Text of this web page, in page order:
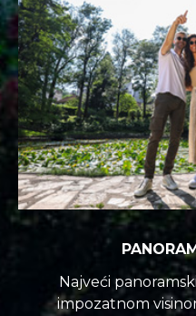
Najveći
impozatnom